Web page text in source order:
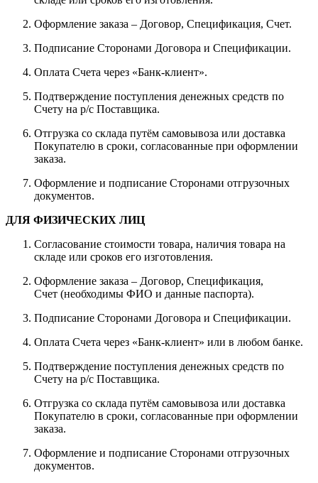
Оформление заказа – Договор, Спецификация, Счет.
Подписание Сторонами Договора и Спецификации.
Оплата Счета через «Банк-клиент».
Подтверждение поступления денежных средств по
Счету на р/с Поставщика.
Отгрузка со склада путём самовывоза или доставка
Покупателю в сроки, согласованные при оформлении
заказа.
Оформление и подписание Сторонами отгрузочных
документов.
ДЛЯ ФИЗИЧЕСКИХ ЛИЦ
Согласование стоимости товара, наличия товара на
складе или сроков его изготовления.
Оформление заказа – Договор, Спецификация,
Счет (необходимы ФИО и данные паспорта).
Подписание Сторонами Договора и Спецификации.
Оплата Счета через «Банк-клиент» или в любом банке.
Подтверждение поступления денежных средств по
Счету на р/с Поставщика.
Отгрузка со склада путём самовывоза или доставка
Покупателю в сроки, согласованные при оформлении
заказа.
Оформление и подписание Сторонами отгрузочных
документов.